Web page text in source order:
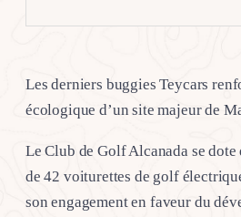
Les derniers buggies Teycars
écologique d’un site majeur de
Le Club de Golf Alcanada se
de 42 voiturettes de golf
son engagement en faveur du